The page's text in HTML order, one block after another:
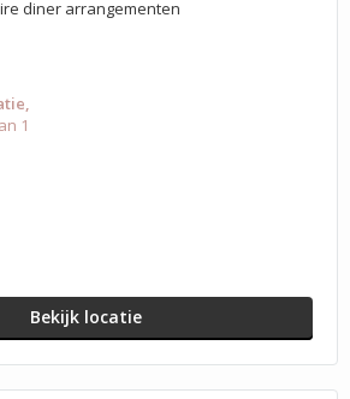
1
Bekijk locatie
diner arrangementen